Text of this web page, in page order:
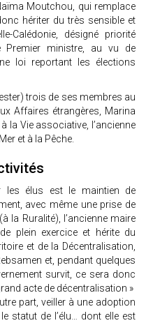
Moutchou, qui remplace
hériter du très sensible et
Calédonie, désigné priorité
Premier ministre, au vu de
loi reportant les élections
trois de ses membres au
Affaires étrangères, Marina
la Vie associative, l’ancienne
et à la Pêche.
les élus est le maintien de
avec même une prise de
la Ruralité), l’ancienne maire
plein exercice et hérite du
et de la Décentralisation,
et, pendant quelques
survit, ce sera donc
acte de décentralisation »
part, veiller à une adoption
statut de l’élu… dont elle est